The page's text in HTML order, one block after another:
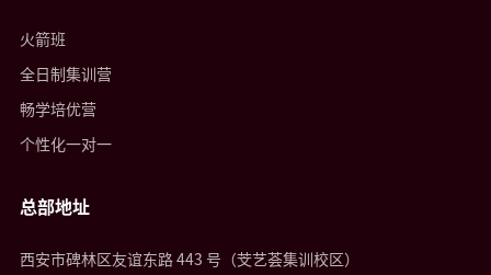
火箭班
全日制集训营
畅学培优营
个性化一对一
总部地址
西安市碑林区友谊东路 443 号（芠艺荟集训校区）